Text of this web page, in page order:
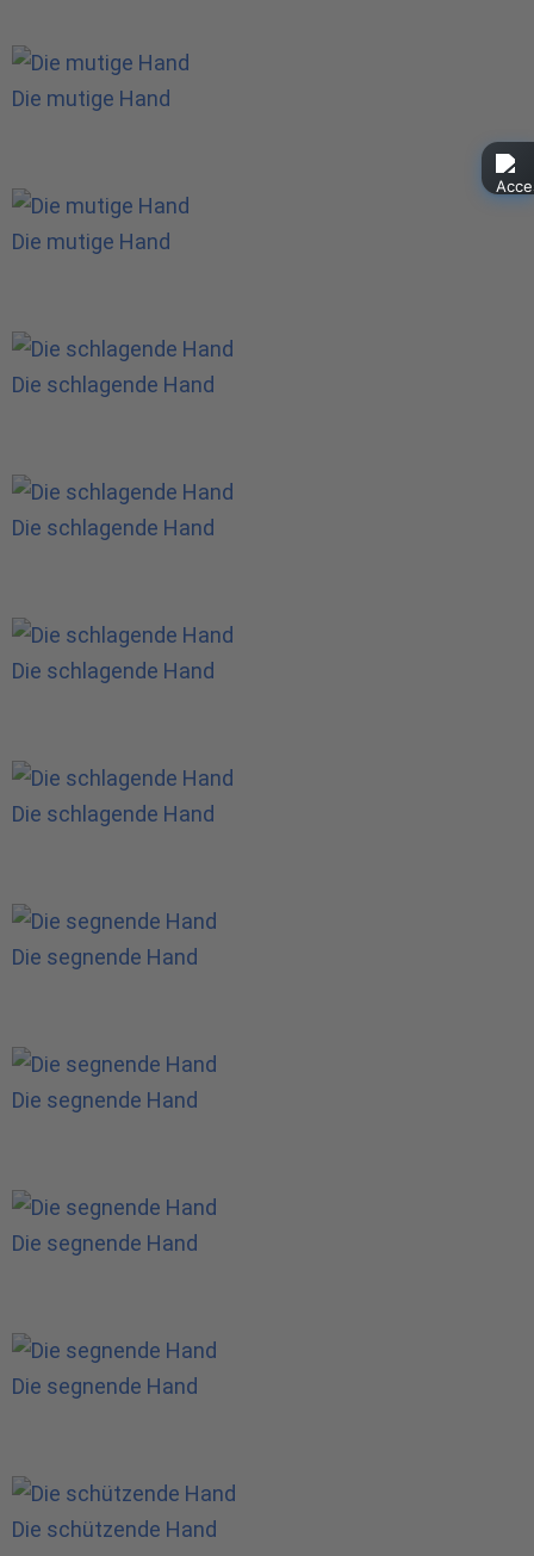
Die mutige Hand
Die mutige Hand
Die schlagende Hand
Die schlagende Hand
Die schlagende Hand
Die schlagende Hand
Die segnende Hand
Die segnende Hand
Die segnende Hand
Die segnende Hand
Die schützende Hand